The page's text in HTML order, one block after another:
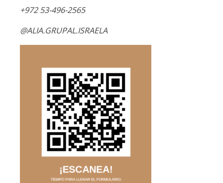
+972 53-496-2565
@ALIA.GRUPAL.ISRAELA